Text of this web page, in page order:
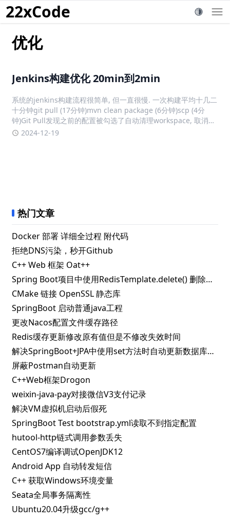
22xCode
优化
Jenkins构建优化 20min到2min
系统的jenkins构建流程很简单, 但一直很慢. 一次构建平均十几二
十分钟git pull (17分钟)mvn clean package (6分钟)scp (4分
钟)Git Pull发现之前的配置被勾选了自动清理workspace, 取消后
拉代码就正常了, 基本是秒拉Maven Packagem
2024-12-19
热门文章
Docker 部署 详细全过程 附代码
拒绝DNS污染，秒开Github
C++ Web 框架 Oat++
Spring Boot项目中使用RedisTemplate.delete() 删除指定key失败的解决办法
CMake 链接 OpenSSL 静态库
SpringBoot 启动普通java工程
更改Nacos配置文件缓存路径
Redis缓存更新修改原有值但是不修改失效时间
解决SpringBoot+JPA中使用set方法时自动更新数据库问题
屏蔽Postman自动更新
C++Web框架Drogon
weixin-java-pay对接微信V3支付记录
解决VM虚拟机启动后假死
SpringBoot Test bootstrap.yml读取不到指定配置
hutool-http链式调用参数丢失
CentOS7编译调试OpenJDK12
Android App 自动转发短信
C++ 获取Windows环境变量
Seata全局事务隔离性
Ubuntu20.04升级gcc/g++